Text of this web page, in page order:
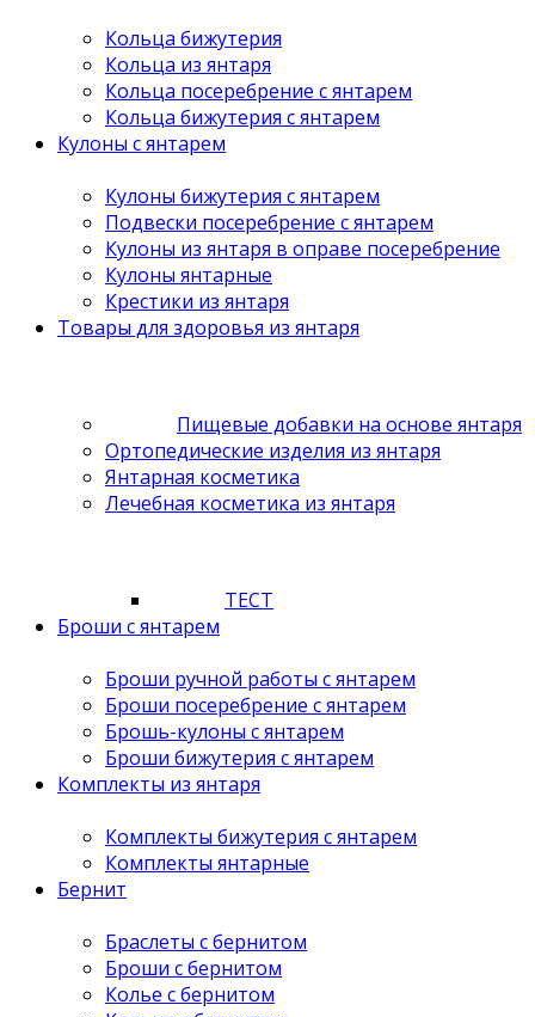
Кольца бижутерия
Кольца из янтаря
Кольца посеребрение с янтарем
Кольца бижутерия с янтарем
Кулоны с янтарем
Кулоны бижутерия с янтарем
Подвески посеребрение с янтарем
Кулоны из янтаря в оправе посеребрение
Кулоны янтарные
Крестики из янтаря
Товары для здоровья из янтаря
Пищевые добавки на основе янтаря
Ортопедические изделия из янтаря
Янтарная косметика
Лечебная косметика из янтаря
ТЕСТ
Броши с янтарем
Броши ручной работы с янтарем
Броши посеребрение с янтарем
Брошь-кулоны с янтарем
Броши бижутерия с янтарем
Комплекты из янтаря
Комплекты бижутерия с янтарем
Комплекты янтарные
Бернит
Браслеты с бернитом
Броши с бернитом
Колье с бернитом